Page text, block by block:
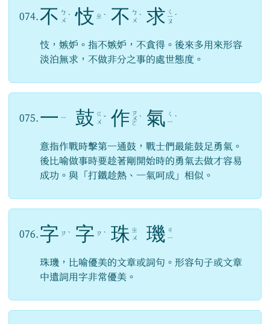
074. 不 ㄅ
ㄨ ˋ 忮 ㄓ ˋ 不 ㄅ
ㄨ ˋ 求 ㄑ
ㄧ
ㄡ
ˊ
忮，嫉妒。指不嫉妒，不貪得。後來多用來形容
淡泊無求，不做非分之事的處世態度。
075. 一 ㄧ 鼓 ㄍ
ㄨ ˇ 作 ㄗ
ㄨ
ㄛ
ˋ 氣 ㄑ
ㄧ ˋ
意指作戰時擊第一通鼓，戰士們最能鼓足勇氣。
後比喻做事時要趁著剛開始時的勇氣去做才容易
成功。與「打鐵趁熱、一氣呵成」相似。
076. 字 ㄗ ˋ 字 ㄗ ˋ 珠 ㄓ
ㄨ
璣 ㄐ
ㄧ
珠璣，比喻優美的文章或詞句。形容句子或文章
中遣詞用字非常優美。